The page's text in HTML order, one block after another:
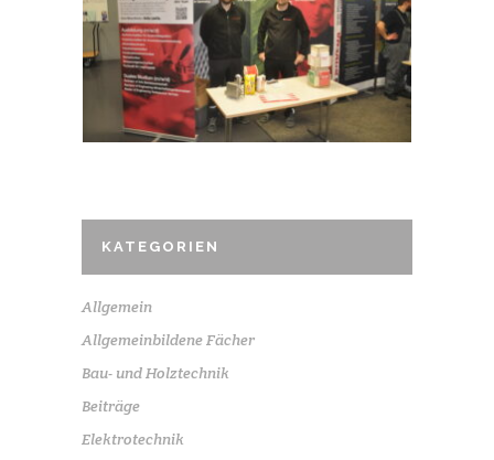
KATEGORIEN
Allgemein
Allgemeinbildene Fächer
Bau- und Holztechnik
Beiträge
Elektrotechnik